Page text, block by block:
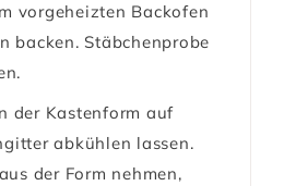
vorgeheizten Backofen
backen. Stäbchenprobe
der Kastenform auf
abkühlen lassen.
der Form nehmen,